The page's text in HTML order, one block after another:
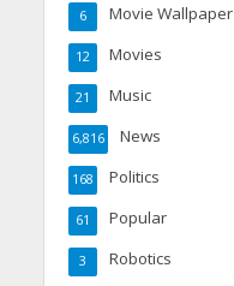
Movie Wallpaper
6
Movies
12
Music
21
News
6,816
Politics
168
Popular
61
Robotics
3